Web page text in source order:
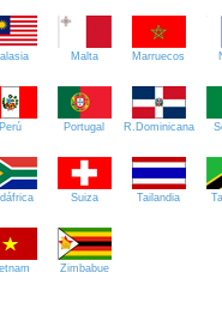
Malta Marruecos
Perú Portugal R.Dominicana
Suiza Tailandia
Zimbabue